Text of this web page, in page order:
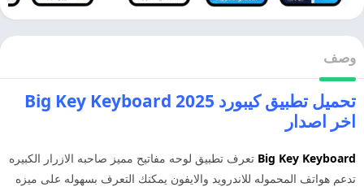
وصف
تحميل تطبيق كيبورد 2025 Big Key Keyboard
اخر اصدار
Big Key Keyboard تعرف تطبيق لوحه مفاتيح مميز صاحبه الازرار الكبيره
تدعم هواتف المحموله للاندرويد والايفون يمكنك التعرف بسهوله على ميزه